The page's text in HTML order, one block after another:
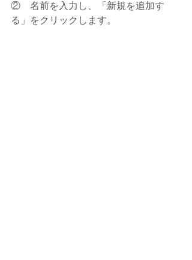
②    名前を入力し、「新規を追加す
る」をクリックします。